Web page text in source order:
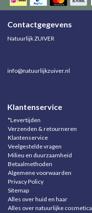
Contactgegevens
Natuurlijk ZUIVER
info@natuurlijkzuiver.nl
Klantenservice
*Levertijden
Verzenden & retourneren
Klantenservice
Veelgestelde vragen
Milieu en duurzaamheid
Betaalmethoden
Algemene voorwaarden
Privacy Policy
Sitemap
Alles over huid en haar
Alles over natuurlijke cosmetica